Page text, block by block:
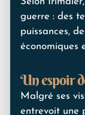
guerre : des
puissances,
économiques
Un espoir
Malgré ses
entrevoit une